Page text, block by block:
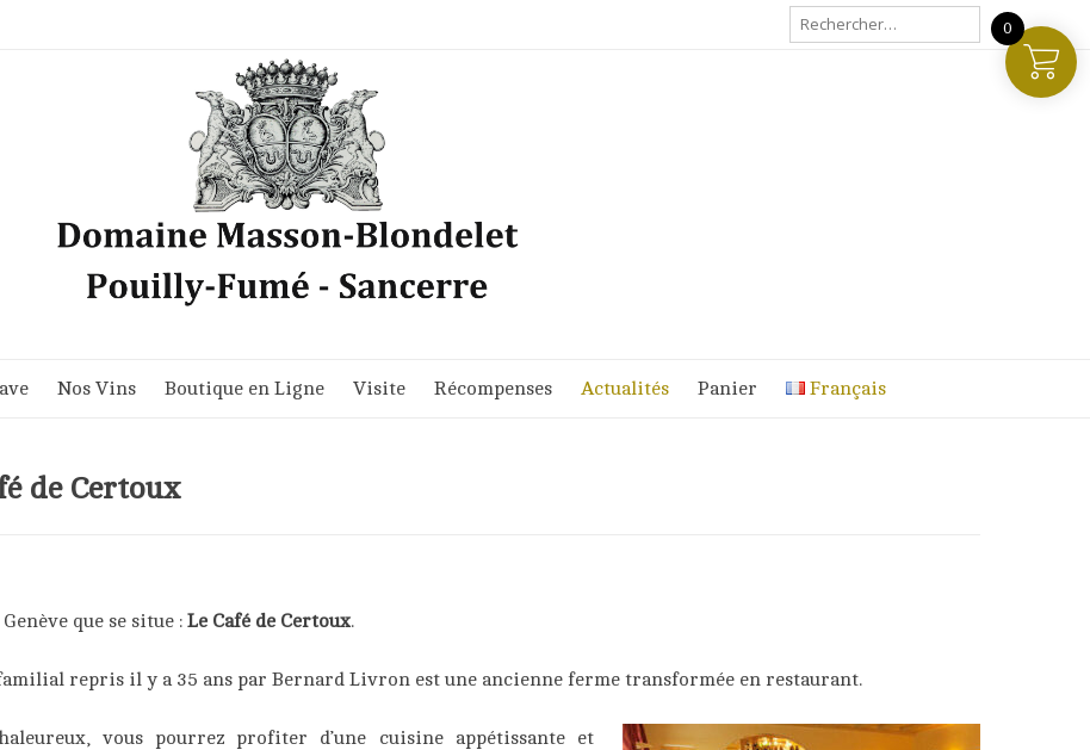
Rechercher :
Nos Vins Boutique en Ligne Visite Récompenses Actualités Panier Français
de Certoux
que se situe : Le Café de Certoux.
repris il y a 35 ans par Bernard Livron est une ancienne ferme transformée en restaurant.
vous pourrez profiter d’une cuisine appétissante et
0